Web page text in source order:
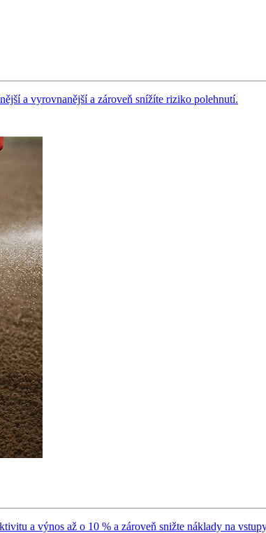
a vyrovnanější a zároveň snížíte riziko polehnutí.
a výnos až o 10 % a zároveň snižte náklady na